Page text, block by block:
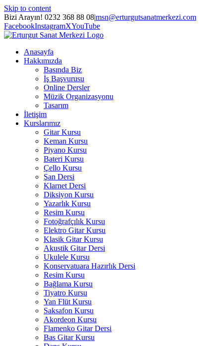
Skip to content
Bizi Arayın! 0232 368 88 08|msn@erturgutsanatmerkezi.com
FacebookInstagramXYouTube
Anasayfa
Hakkımızda
Basında Biz
İş Başvurusu
Online Dersler
Müzik Organizasyonu
Tasarım
İletişim
Kurslarımız
Gitar Kursu
Keman Kursu
Piyano Kursu
Bateri Kursu
Çello Kursu
Şan Dersi
Klarnet Dersi
Diksiyon Kursu
Yazarlık Kursu
Resim Kursu
Fotoğrafçılık Kursu
Elektro Gitar Kursu
Klasik Gitar Kursu
Akustik Gitar Dersi
Ukulele Kursu
Konservatuara Hazırlık Dersi
Resim Kursu
Bağlama Kursu
Tiyatro Kursu
Yan Flüt Kursu
Saksafon Kursu
Akordeon Kursu
Flamenko Gitar Dersi
Bas Gitar Kursu